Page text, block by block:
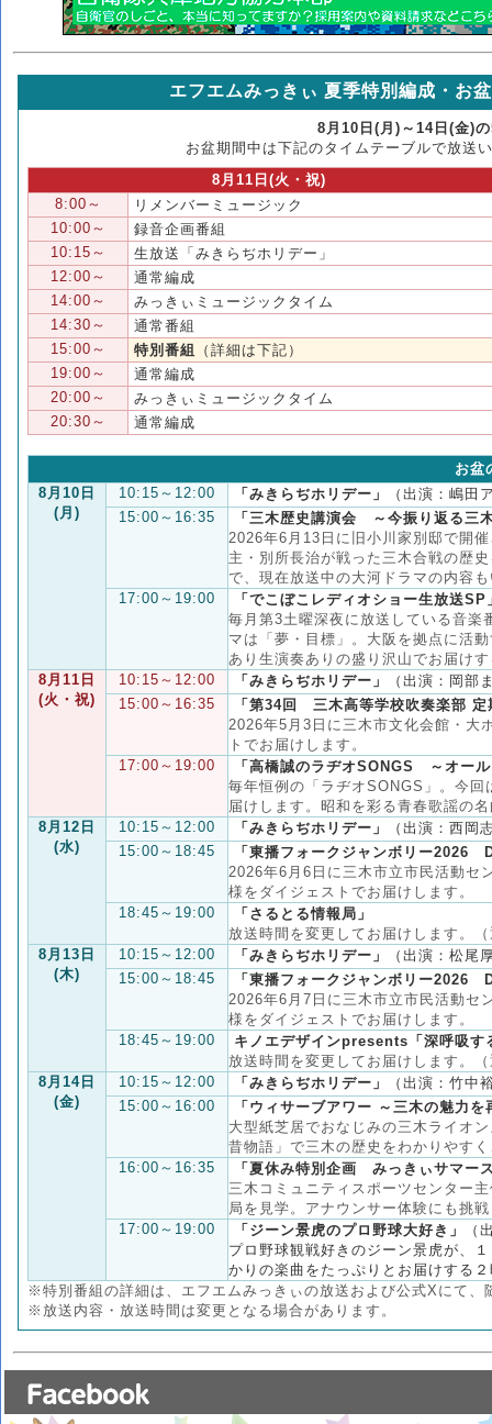
エフエムみっきぃ 夏季特別編成・お
8月10日(月)～14日(金)
お盆期間中は下記のタイムテーブルで放送
8月11日(火・祝)
8:00～
リメンバーミュージック
10:00～
録音企画番組
10:15～
生放送「みきらぢホリデー」
12:00～
通常編成
14:00～
みっきぃミュージックタイム
14:30～
通常番組
15:00～
特別番組
（詳細は下記）
19:00～
通常編成
20:00～
みっきぃミュージックタイム
20:30～
通常編成
お盆
8月10日
(月)
10:15～12:00 「みきらぢホリデー」
（出演：嶋田
15:00～16:35
「三木歴史講演会 ～今振り返る三
2026年6月13日に旧小川家別邸で開
主・別所長治が戦った三木合戦の歴
で、現在放送中の大河ドラマの内容
17:00～19:00
「でこぼこレディオショー生放送SP
毎月第3土曜深夜に放送している音楽
マは「夢・目標」。大阪を拠点に活
あり生演奏ありの盛り沢山でお届け
8月11日
(火・祝)
10:15～12:00 「みきらぢホリデー」
（出演：岡部
15:00～16:35
「第34回 三木高等学校吹奏楽部 定
2026年5月3日に三木市文化会館・大
トでお届けします。
17:00～19:00
「高橋誠のラヂオSONGS ～オー
毎年恒例の「ラヂオSONGS」。今
届けします。昭和を彩る青春歌謡の
8月12日
(水)
10:15～12:00 「みきらぢホリデー」
（出演：西岡
15:00～18:45
「東播フォークジャンボリー2026
2026年6月6日に三木市立市民活動
様をダイジェストでお届けします。
18:45～19:00
「さるとる情報局」
放送時間を変更してお届けします。
8月13日
(木)
10:15～12:00 「みきらぢホリデー」
（出演：松尾
15:00～18:45
「東播フォークジャンボリー2026
2026年6月7日に三木市立市民活動
様をダイジェストでお届けします。
18:45～19:00
キノエデザインpresents「深呼吸す
放送時間を変更してお届けします。
8月14日
(金)
10:15～12:00 「みきらぢホリデー」
（出演：竹中
15:00～16:00
「ウィサーブアワー ～三木の魅力
大型紙芝居でおなじみの三木ライオ
昔物語」で三木の歴史をわかりやす
16:00～16:35
「夏休み特別企画 みっきぃサマー
三木コミュニティスポーツセンター
局を見学。アナウンサー体験にも挑
17:00～19:00
「ジーン景虎のプロ野球大好き」
（
プロ野球観戦好きのジーン景虎が、
かりの楽曲をたっぷりとお届けする
※特別番組の詳細は、エフエムみっきぃの放送および公式Xにて、
※放送内容・放送時間は変更となる場合があります。